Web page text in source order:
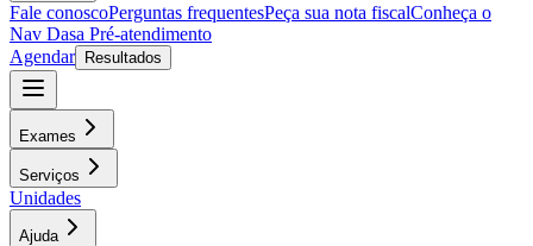
Fale conoscoPerguntas frequentesPeça sua nota fiscalConheça o
Nav Dasa Pré-atendimento
Agendar
Resultados
Exames
Serviços
Unidades
Ajuda